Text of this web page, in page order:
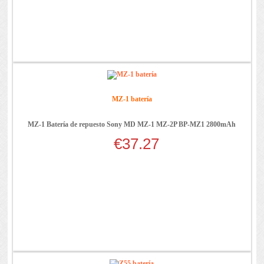
MZ-1 batería
MZ-1 Batería de repuesto Sony MD MZ-1 MZ-2P BP-MZ1 2800mAh
€37.27